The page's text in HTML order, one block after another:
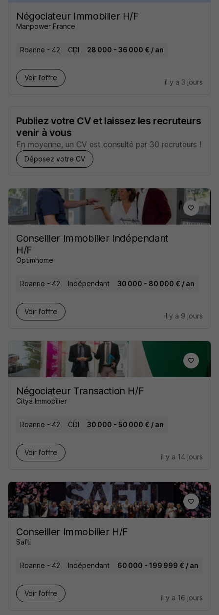
Négociateur Immobilier H/F
Manpower France
Roanne - 42 CDI 28 000 - 36 000 € / an
Voir l’offre
il y a 3 jours
Publiez votre CV et laissez les recruteurs
venir à vous
En moyenne, un CV est consulté par 30 recruteurs !
Déposez votre CV
Conseiller Immobilier Indépendant
H/F
Optimhome
Roanne - 42 Indépendant 30 000 - 80 000 € / an
Voir l’offre
il y a 9 jours
Négociateur Transaction H/F
Citya Immobilier
Roanne - 42 CDI 30 000 - 50 000 € / an
Voir l’offre
il y a 14 jours
Conseiller Immobilier H/F
Safti
Roanne - 42 Indépendant 60 000 - 199 999 € / an
Voir l’offre
il y a 16 jours